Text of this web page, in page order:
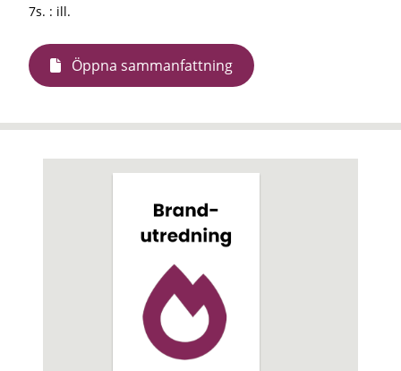
7s. : ill.
Öppna sammanfattning